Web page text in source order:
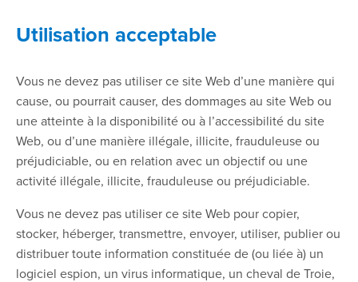
Utilisation acceptable
Vous ne devez pas utiliser ce site Web d’une manière qui
cause, ou pourrait causer, des dommages au site Web ou
une atteinte à la disponibilité ou à l’accessibilité du site
Web, ou d’une manière illégale, illicite, frauduleuse ou
préjudiciable, ou en relation avec un objectif ou une
activité illégale, illicite, frauduleuse ou préjudiciable.
Vous ne devez pas utiliser ce site Web pour copier,
stocker, héberger, transmettre, envoyer, utiliser, publier ou
distribuer toute information constituée de (ou liée à) un
logiciel espion, un virus informatique, un cheval de Troie,